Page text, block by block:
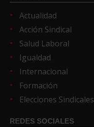
Actualidad
Acción Sindical
Salud Laboral
Igualdad
Internacional
Formación
Elecciones Sindicales
REDES SOCIALES